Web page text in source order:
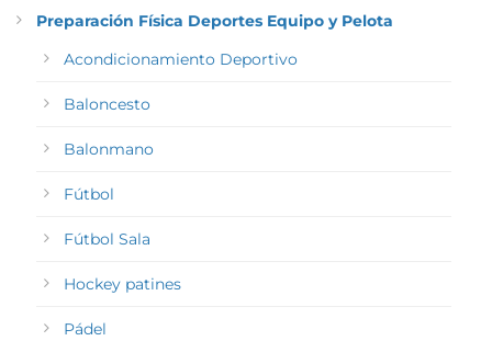
Preparación Física Deportes Equipo y Pelota
Acondicionamiento Deportivo
Baloncesto
Balonmano
Fútbol
Fútbol Sala
Hockey patines
Pádel